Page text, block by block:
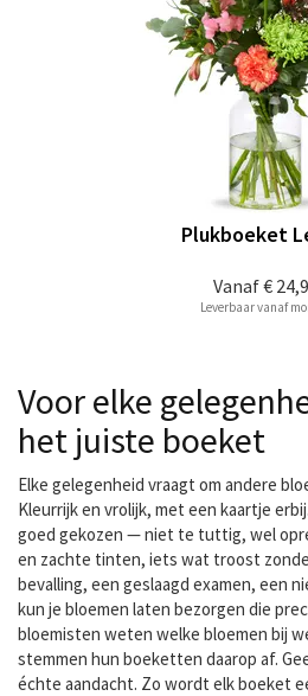
Vanaf€
Plukboeket
Leverbaar vanaf
Voor elke
het juiste boeket
Elke gelegenheid vraagt om andere
Kleurrijk en vrolijk, met een kaartje
goed gekozen — niet te tuttig, wel
en zachte tinten, iets wat troost
bevalling, een geslaagd examen, een
kun je bloemen laten bezorgen die
bloemisten weten welke bloemen bij
stemmen hun boeketten daarop af.
échte aandacht. Zo wordt elk boeket